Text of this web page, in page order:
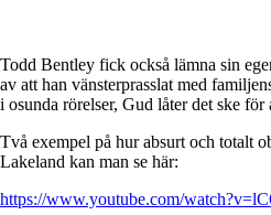
Todd Bentley fick också lämna sin
av att han vänsterprasslat med
i osunda rörelser, Gud låter det ske
Två exempel på hur absurt och totalt
Lakeland kan man se här:
https://www.youtube.com/